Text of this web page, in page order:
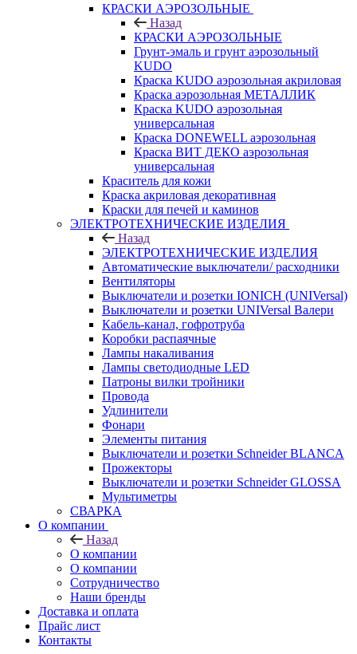
КРАСКИ АЭРОЗОЛЬНЫЕ
Назад
КРАСКИ АЭРОЗОЛЬНЫЕ
Грунт-эмаль и грунт аэрозольный
KUDO
Краска KUDO аэрозольная акриловая
Краска аэрозольная МЕТАЛЛИК
Краска KUDO аэрозольная
универсальная
Краска DONEWELL аэрозольная
Краска ВИТ ДЕКО аэрозольная
универсальная
Краситель для кожи
Краска акриловая декоративная
Краски для печей и каминов
ЭЛЕКТРОТЕХНИЧЕСКИЕ ИЗДЕЛИЯ
Назад
ЭЛЕКТРОТЕХНИЧЕСКИЕ ИЗДЕЛИЯ
Автоматические выключатели/ расходники
Вентиляторы
Выключатели и розетки IONICH (UNIVersal)
Выключатели и розетки UNIVersal Валери
Кабель-канал, гофротруба
Коробки распаячные
Лампы накаливания
Лампы светодиодные LED
Патроны вилки тройники
Провода
Удлинители
Фонари
Элементы питания
Выключатели и розетки Schneider BLANCA
Прожекторы
Выключатели и розетки Schneider GLOSSA
Мультиметры
СВАРКА
О компании
Назад
О компании
О компании
Сотрудничество
Наши бренды
Доставка и оплата
Прайс лист
Контакты